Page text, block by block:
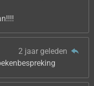
2 jaar geleden